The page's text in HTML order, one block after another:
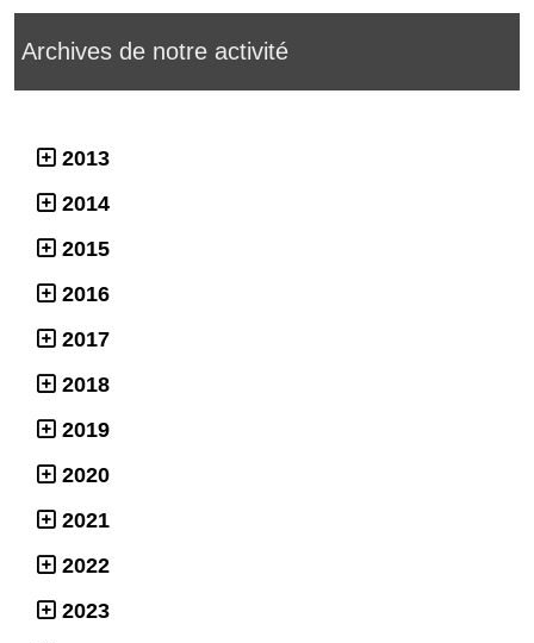
Archives de notre activité
2013
2014
2015
2016
2017
2018
2019
2020
2021
2022
2023